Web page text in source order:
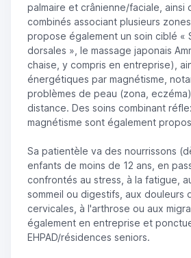
palmaire et crânienne/faciale, ainsi
combinés associant plusieurs
propose également un soin ciblé «
dorsales », le massage japonais
chaise, y compris en entreprise),
énergétiques par magnétisme,
problèmes de peau (zona,
distance. Des soins combinant
magnétisme sont également
Sa patientèle va des nourrissons
enfants de moins de 12 ans, en
confrontés au stress, à la fatigue,
sommeil ou digestifs, aux douleurs
cervicales, à l'arthrose ou aux
également en entreprise et
EHPAD/résidences seniors.